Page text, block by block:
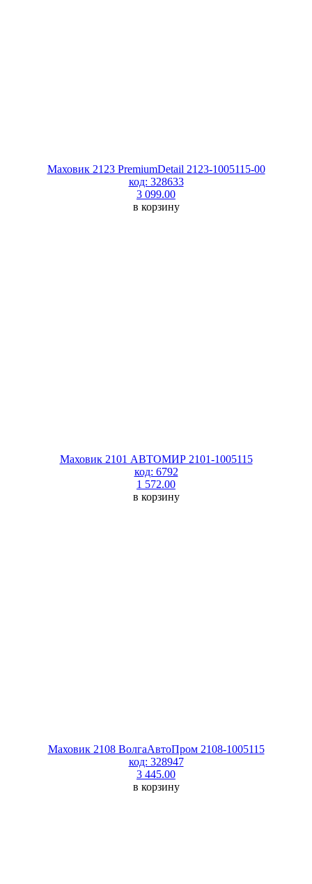
Маховик 2123 PremiumDetail 2123-1005115-00
код: 328633
3 099.00
в корзину
Маховик 2101 АВТОМИР 2101-1005115
код: 6792
1 572.00
в корзину
Маховик 2108 ВолгаАвтоПром 2108-1005115
код: 328947
3 445.00
в корзину